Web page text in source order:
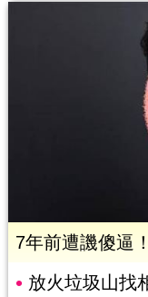
7年前遭譏傻逼
放火垃圾山找